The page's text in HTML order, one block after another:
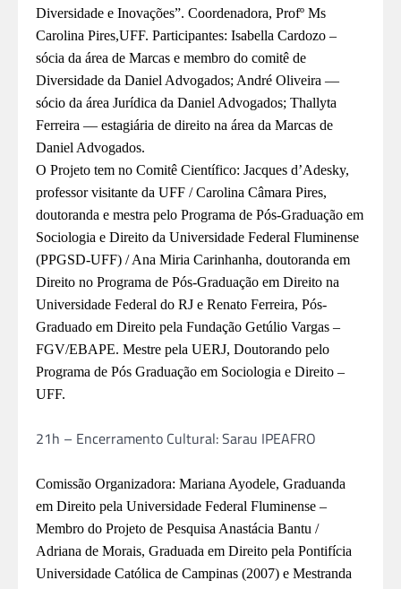
Diversidade e Inovações”. Coordenadora, Profº Ms
Carolina Pires,UFF. Participantes: Isabella Cardozo –
sócia da área de Marcas e membro do comitê de
Diversidade da Daniel Advogados; André Oliveira —
sócio da área Jurídica da Daniel Advogados; Thallyta
Ferreira — estagiária de direito na área da Marcas de
Daniel Advogados.
O Projeto tem no Comitê Científico: Jacques d’Adesky,
professor visitante da UFF / Carolina Câmara Pires,
doutoranda e mestra pelo Programa de Pós-Graduação em
Sociologia e Direito da Universidade Federal Fluminense
(PPGSD-UFF) / Ana Miria Carinhanha, doutoranda em
Direito no Programa de Pós-Graduação em Direito na
Universidade Federal do RJ e Renato Ferreira, Pós-
Graduado em Direito pela Fundação Getúlio Vargas –
FGV/EBAPE. Mestre pela UERJ, Doutorando pelo
Programa de Pós Graduação em Sociologia e Direito –
UFF.
21h – Encerramento Cultural: Sarau IPEAFRO
Comissão Organizadora: Mariana Ayodele, Graduanda
em Direito pela Universidade Federal Fluminense –
Membro do Projeto de Pesquisa Anastácia Bantu /
Adriana de Morais, Graduada em Direito pela Pontifícia
Universidade Católica de Campinas (2007) e Mestranda